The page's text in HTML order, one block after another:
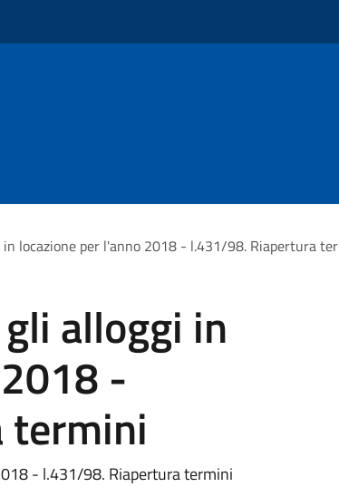
in locazione per l'anno 2018 - l.431/98. Riapertura
alloggi in
-
termini
- l.431/98. Riapertura termini